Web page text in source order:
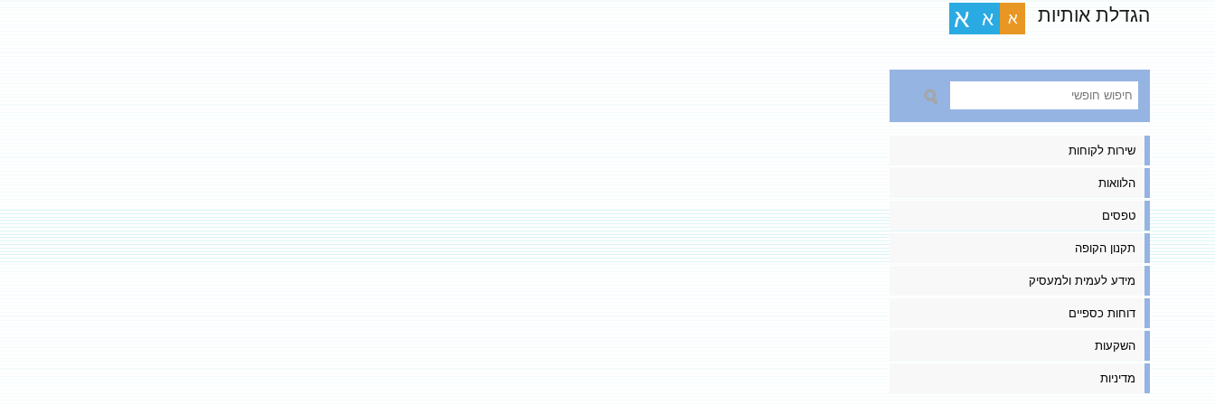
הגדלת אותיות א א א
שירות לקוחות
הלוואות
טפסים
תקנון הקופה
מידע לעמית ולמעסיק
דוחות כספיים
השקעות
מדיניות